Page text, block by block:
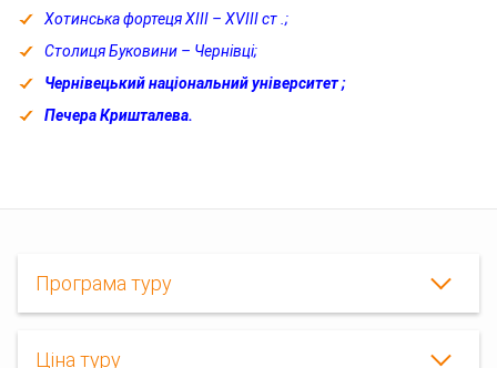
Хотинська фортеця ХІІІ – ХVIII ст .;
Столиця Буковини – Чернівці;
Чернівецький національний університет ;
Печера Кришталева.
Програма туру
Ціна туру